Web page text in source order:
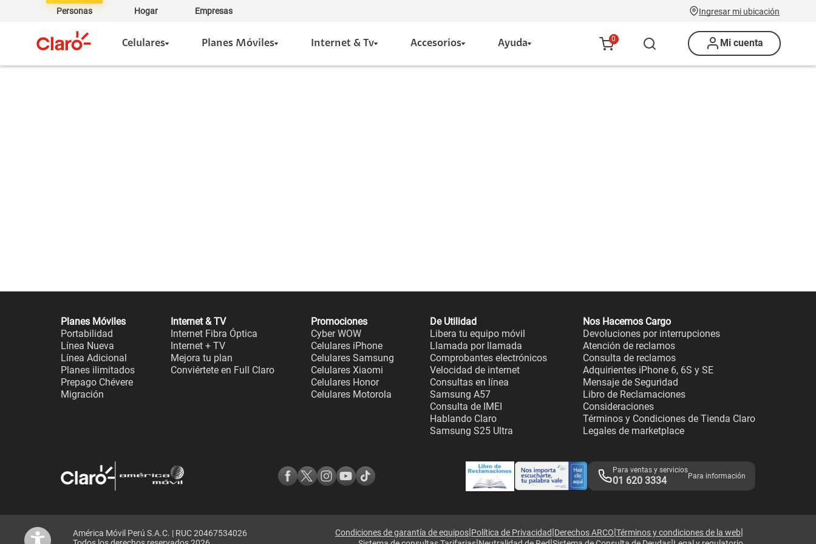
Personas Hogar Empresas Ingresar mi ubicación
Celulares Planes Móviles Internet & Tv Accesorios Ayuda 0 Mi cuenta
Planes Móviles
Portabilidad
Línea Nueva
Línea Adicional
Planes ilimitados
Prepago Chévere
Migración
Internet & TV
Internet Fibra Óptica
Internet + TV
Mejora tu plan
Conviértete en Full Claro
Promociones
Cyber WOW
Celulares iPhone
Celulares Samsung
Celulares Xiaomi
Celulares Honor
Celulares Motorola
De Utilidad
Libera tu equipo móvil
Llamada por llamada
Comprobantes electrónicos
Velocidad de internet
Consultas en línea
Samsung A57
Consulta de IMEI
Hablando Claro
Samsung S25 Ultra
Nos Hacemos Cargo
Devoluciones por interrupciones
Atención de reclamos
Consulta de reclamos
Adquirientes iPhone 6, 6S y SE
Mensaje de Seguridad
Libro de Reclamaciones
Consideraciones
Términos y Condiciones de Tienda Claro
Legales de marketplace
Para ventas y servicios
01 620 3334 Para información
América Móvil Perú S.A.C. | RUC 20467534026
Condiciones de garantía de equipos|Política de Privacidad|Derechos ARCO|Términos y condiciones de la web|